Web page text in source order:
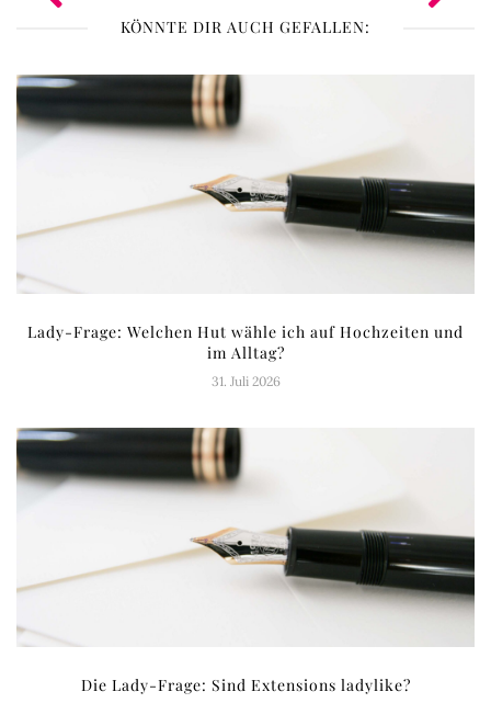
KÖNNTE DIR AUCH GEFALLEN:
Lady-Frage: Welchen Hut wähle ich auf Hochzeiten und
im Alltag?
31. Juli 2026
Die Lady-Frage: Sind Extensions ladylike?